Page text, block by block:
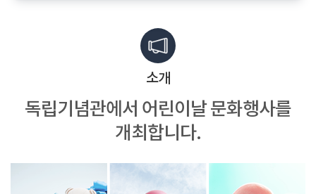
소개
독립기념관에서 어린이날 문화행사를
개최합니다.